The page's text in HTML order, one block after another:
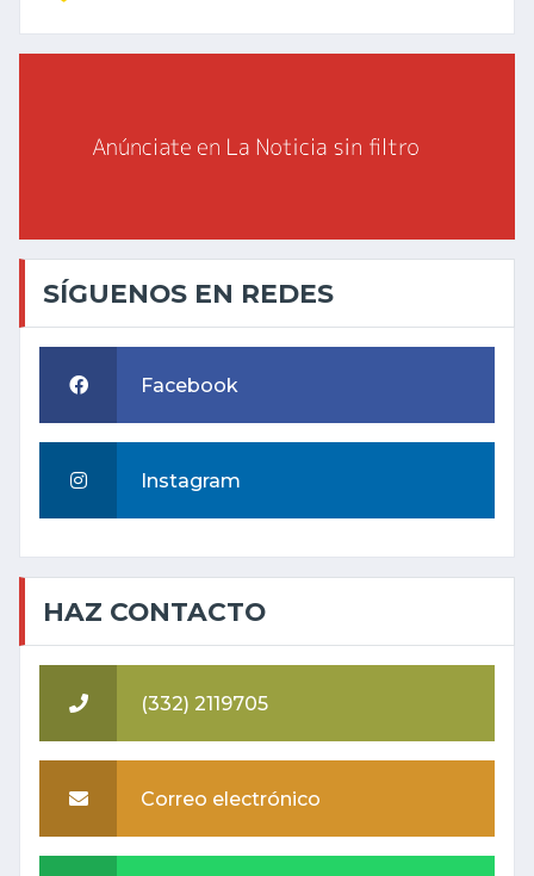
SÍGUENOS EN REDES
Facebook
Instagram
HAZ CONTACTO
(332) 2119705
Correo electrónico